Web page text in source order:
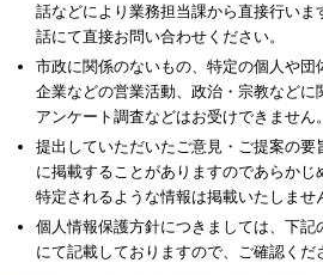
話などにより業務担当課から直接行いま
話にて直接お問い合わせください。
市政に関係のないもの、特定の個人や団
企業などの営業活動、政治・宗教などに
アンケート調査などはお受けできません。
提出していただいたご意見・ご提案の要
に掲載することがありますのであらか
特定されるような情報は掲載いたしませ
個人情報保護方針につきましては、下記
にて記載しておりますので、ご確認くだ